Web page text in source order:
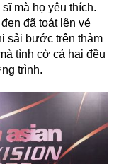
mà họ yêu thích.
đã toát lên vẻ
sải bước trên thảm
tình cờ cả hai đều
trình.